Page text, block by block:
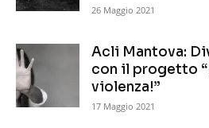
26 Maggio 2021
Acli Mantova:
con il progetto
violenza!”
17 Maggio 2021